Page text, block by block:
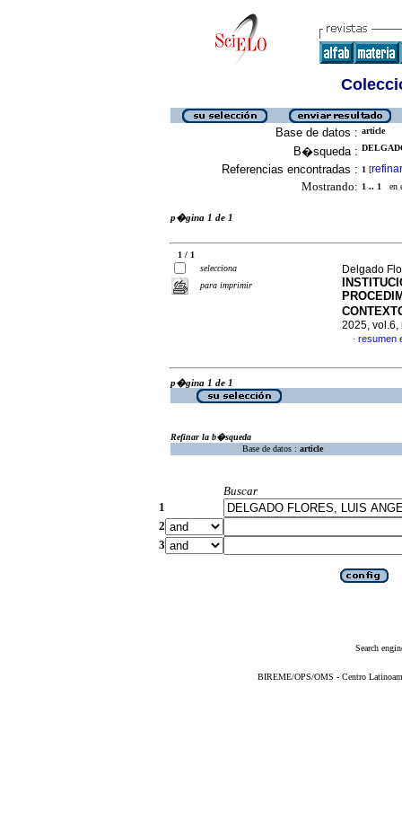
Base de datos : article
B�squeda :
Referencias encontradas : 1 [refinar
Mostrando: 1 .. 1 en
p�gina 1 de 1
1 / 1
selecciona
para imprimir
Delgado
2025, vol.6,
· resumen
p�gina 1 de 1
Refinar la b�squeda
Base de datos : article
Buscar
1
2
3
Search
BIREME/OPS/OMS - Centro